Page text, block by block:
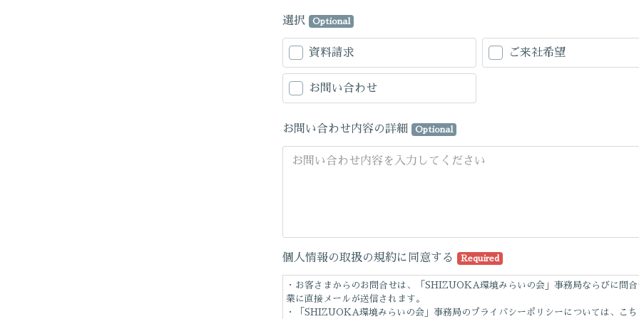
選択 Optional
資料請求 ご来社希望
お問い合わせ
お問い合わせ内容の詳細 Optional
個人情報の取扱の規約に同意する Required
・お客さまからのお問合せは、「SHIZUOKA環境みらいの会」事務局ならびに問
業に直接メールが送信されます。
・「SHIZUOKA環境みらいの会」事務局のプライバシーポリシーについては、こち